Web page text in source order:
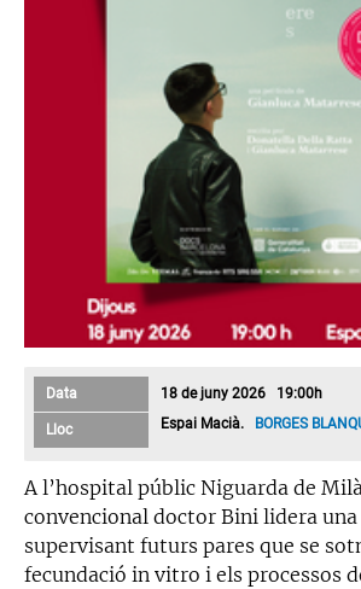
Data 18 de juny 2026 19:00h
Lloc Espai Macià. BORGES
A l’hospital públic Niguarda de
convencional doctor Bini lidera
supervisant futurs pares que se
fecundació in vitro i els processos